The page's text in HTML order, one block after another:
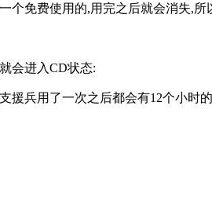
免费使用的,用完之后就会消失,
会进入CD状态:
援兵用了一次之后都会有12个小